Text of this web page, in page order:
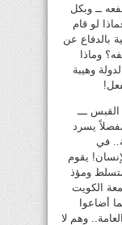
ــ وبكل
لو قام
بالدفاع عن
وماذا
وهيبة
ـــ
يسرد
في
يقوم
ومؤذ
الكويت
أضاعوا
وهم لا